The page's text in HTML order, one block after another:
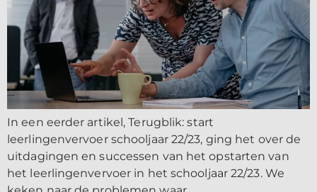
In een eerder artikel, Terugblik: start
leerlingenvervoer schooljaar 22/23, ging het over de
uitdagingen en successen van het opstarten van
het leerlingenvervoer in het schooljaar 22/23. We